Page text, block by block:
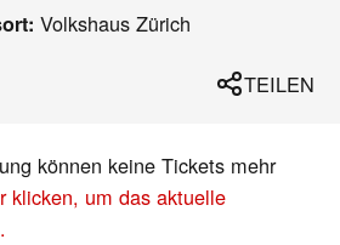
Volkshaus Zürich
TEILEN
können keine Tickets mehr
klicken, um das aktuelle